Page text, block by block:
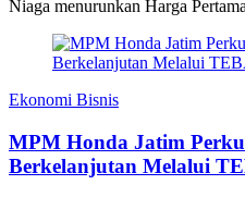
Niaga menurunkan Harga
Ekonomi Bisnis
MPM Honda Jatim
Berkelanjutan Melalui